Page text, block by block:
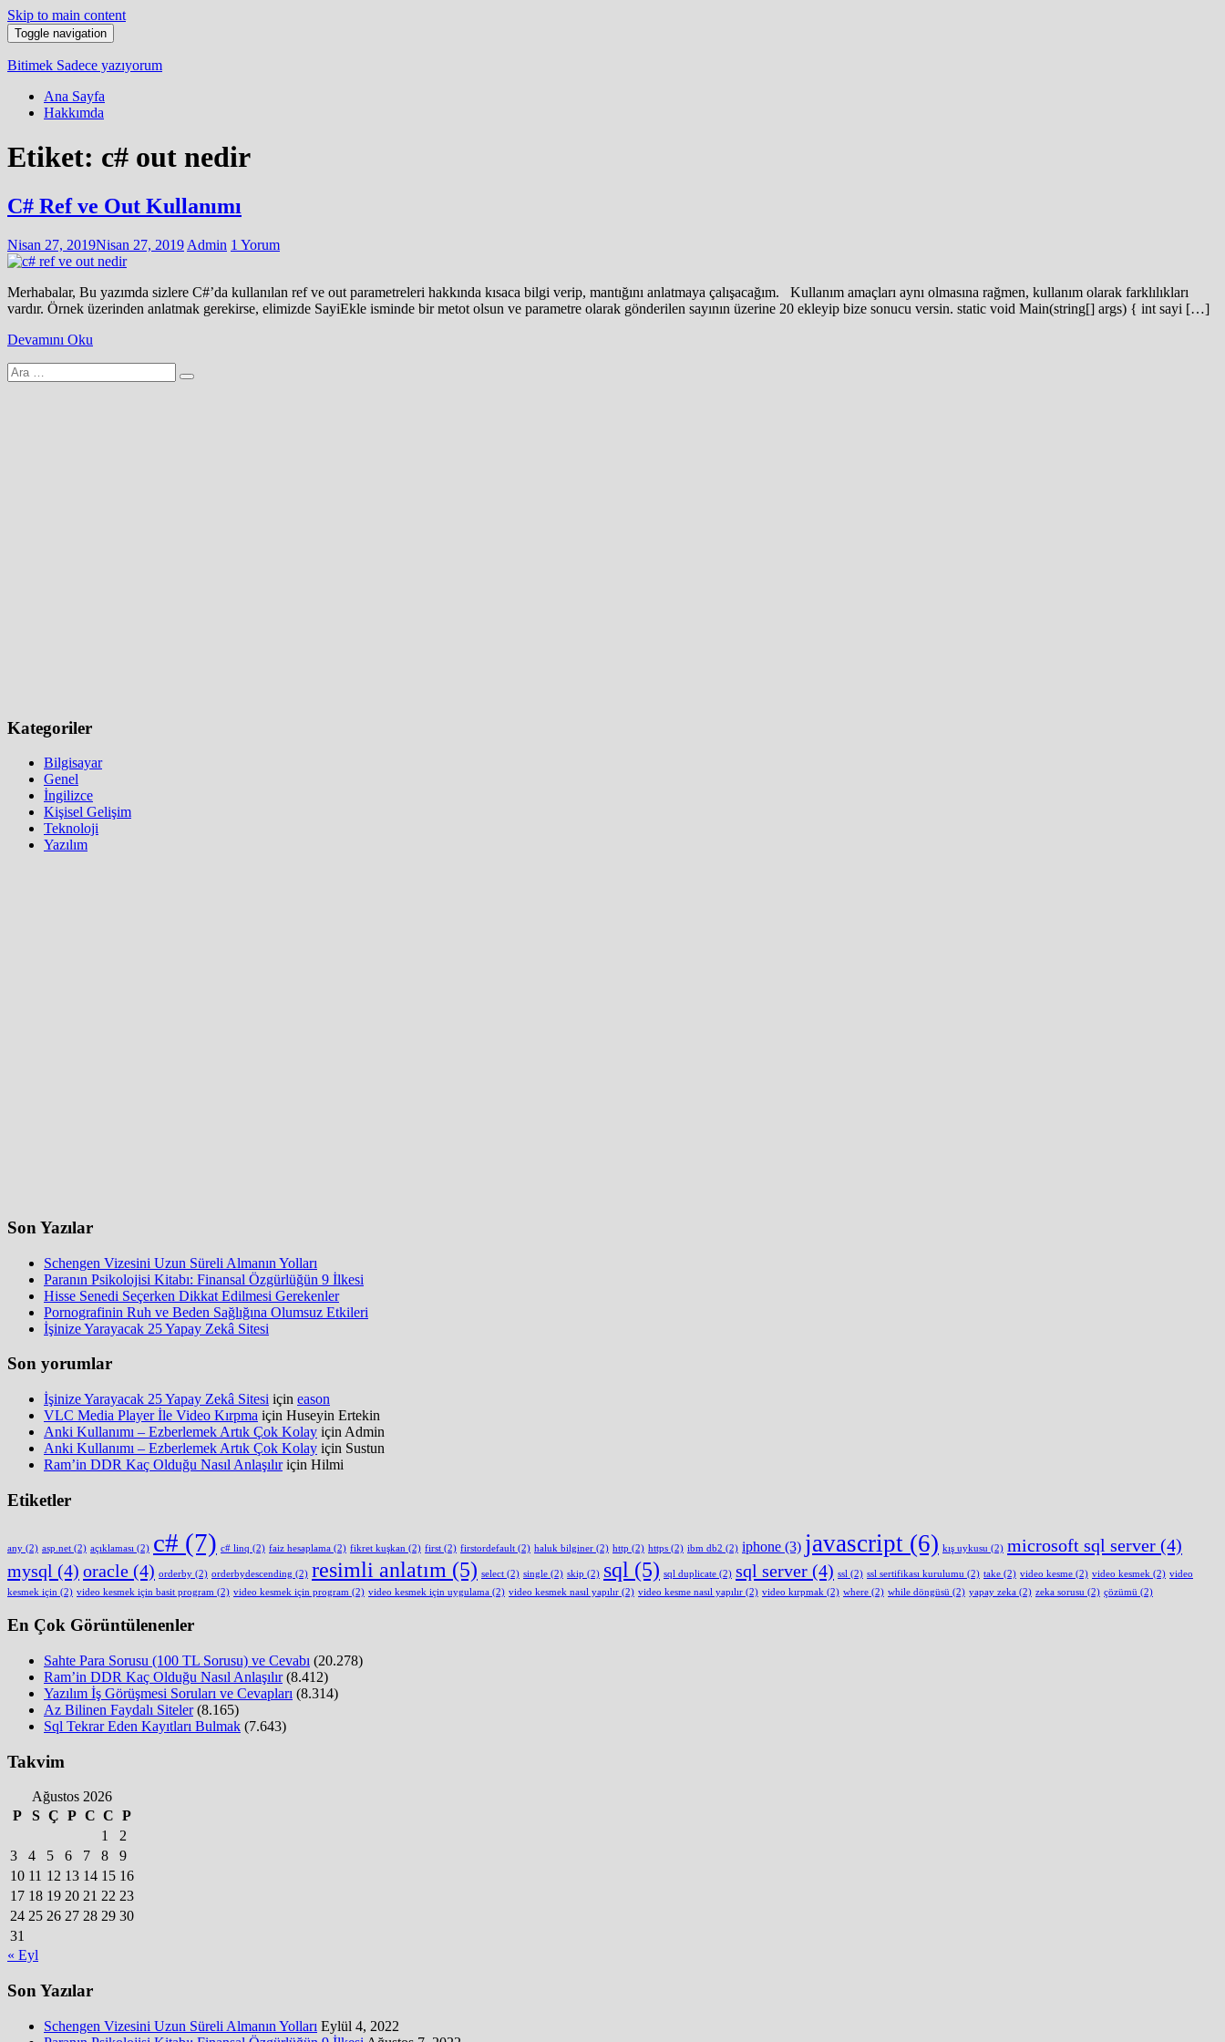
Skip to main content
Toggle navigation
Bitimek Sadece yazıyorum
Ana Sayfa
Hakkımda
Etiket: c# out nedir
C# Ref ve Out Kullanımı
Nisan 27, 2019Nisan 27, 2019 Admin 1 Yorum
Merhabalar, Bu yazımda sizlere C#’da kullanılan ref ve out parametreleri hakkında kısaca bilgi verip, mantığını anlatmaya çalışacağım. Kullanım amaçları aynı olmasına rağmen, kullanım olarak farklılıkları
vardır. Örnek üzerinden anlatmak gerekirse, elimizde SayiEkle isminde bir metot olsun ve parametre olarak gönderilen sayının üzerine 20 ekleyip bize sonucu versin. static void Main(string[] args) { int sayi […]
Devamını Oku
Arama
yap:
Kategoriler
Bilgisayar
Genel
İngilizce
Kişisel Gelişim
Teknoloji
Yazılım
Son Yazılar
Schengen Vizesini Uzun Süreli Almanın Yolları
Paranın Psikolojisi Kitabı: Finansal Özgürlüğün 9 İlkesi
Hisse Senedi Seçerken Dikkat Edilmesi Gerekenler
Pornografinin Ruh ve Beden Sağlığına Olumsuz Etkileri
İşinize Yarayacak 25 Yapay Zekâ Sitesi
Son yorumlar
İşinize Yarayacak 25 Yapay Zekâ Sitesi için eason
VLC Media Player İle Video Kırpma için Huseyin Ertekin
Anki Kullanımı – Ezberlemek Artık Çok Kolay için Admin
Anki Kullanımı – Ezberlemek Artık Çok Kolay için Sustun
Ram’in DDR Kaç Olduğu Nasıl Anlaşılıriçin Hilmi
Etiketler
any (2) asp.net (2) açıklaması (2) c# (7) c# linq (2) faiz hesaplama (2) fikret kuşkan (2) first (2) firstordefault (2) haluk bilginer (2) http (2) https (2) ibm db2 (2) iphone (3) javascript (6) kış uykusu (2) microsoft sql server (4)
mysql (4) oracle (4) orderby (2) orderbydescending (2) resimli anlatım (5) select (2) single (2) skip (2) sql (5) sql duplicate (2) sql server (4) ssl (2) ssl sertifikası kurulumu (2) take (2) video kesme (2) video kesmek (2) video
kesmek için (2) video kesmek için basit program (2) video kesmek için program (2) video kesmek için uygulama (2) video kesmek nasıl yapılır (2) video kesme nasıl yapılır (2) video kırpmak (2) where (2) while döngüsü (2) yapay zeka (2) zeka sorusu (2) çözümü (2)
En Çok Görüntülenenler
Sahte Para Sorusu (100 TL Sorusu) ve Cevabı (20.278)
Ram’in DDR Kaç Olduğu Nasıl Anlaşılır (8.412)
Yazılım İş Görüşmesi Soruları ve Cevapları (8.314)
Az Bilinen Faydalı Siteler (8.165)
Sql Tekrar Eden Kayıtları Bulmak (7.643)
Takvim
Ağustos 2026
P
S Ç P C C P
1
2
3
4 5 6 7 8
9
10 11 12 13 14 15 16
17 18 19 20 21 22 23
24 25 26 27 28 29 30
31
« Eyl
Son Yazılar
Schengen Vizesini Uzun Süreli Almanın Yolları Eylül 4, 2022